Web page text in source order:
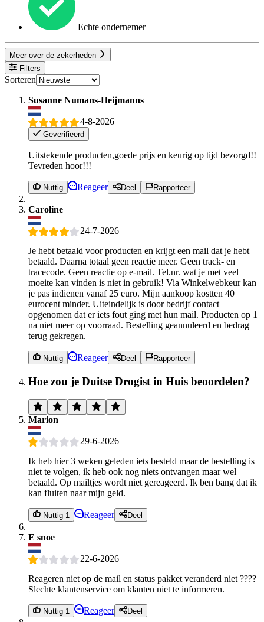
Echte ondernemer
Meer over de zekerheden
Filters
Sorteren
Susanne Numans-Heijmanns
4-8-2026
Geverifieerd
Uitstekende producten,goede prijs en keurig op tijd bezorgd!!
Tevreden hoor!!!
Nuttig Reageer Deel Rapporteer
Caroline
24-7-2026
Je hebt betaald voor producten en krijgt een mail dat je hebt
betaald. Daarna totaal geen reactie meer. Geen track- en
tracecode. Geen reactie op e-mail. Tel.nr. wat je met veel
moeite kan vinden is niet in gebruik! Via Winkelwebkeur kan
je pas indienen vanaf 25 euro. Mijn aankoop kostten 40
eurocent minder. Uiteindelijk is door bedrijf contact
opgenomen dat er iets fout ging met hun mail. Producten op 1
na niet meer op voorraad. Bestelling geannuleerd en bedrag
terug gekregen.
Nuttig Reageer Deel Rapporteer
Hoe zou je Duitse Drogist in Huis beoordelen?
Marion
29-6-2026
Ik heb hier 3 weken geleden iets besteld maar de bestelling is
niet te volgen, ik heb ook nog niets ontvangen maar wel
betaald. Op mailtjes wordt niet gereageerd. Ik ben bang dat ik
kan fluiten naar mijn geld.
Nuttig 1 Reageer Deel
E snoe
22-6-2026
Reageren niet op de mail en status pakket veranderd niet ????
Slechte klantenservice om klanten niet te informeren.
Nuttig 1 Reageer Deel